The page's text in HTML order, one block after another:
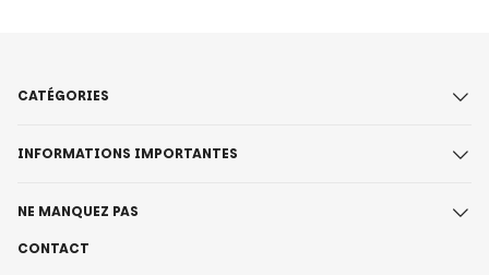
CONTACT
CATÉGORIES
INFORMATIONS IMPORTANTES
NE MANQUEZ PAS